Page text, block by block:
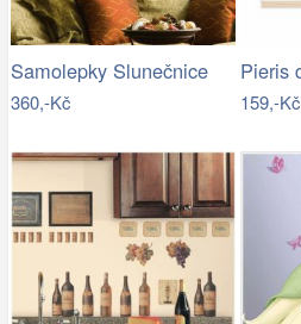
Samolepky Slunečnice
360,-Kč 159,-Kč